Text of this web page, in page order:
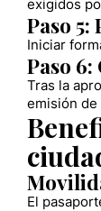
exigidos
Paso
Iniciar
Paso
Tras la
emisión
El